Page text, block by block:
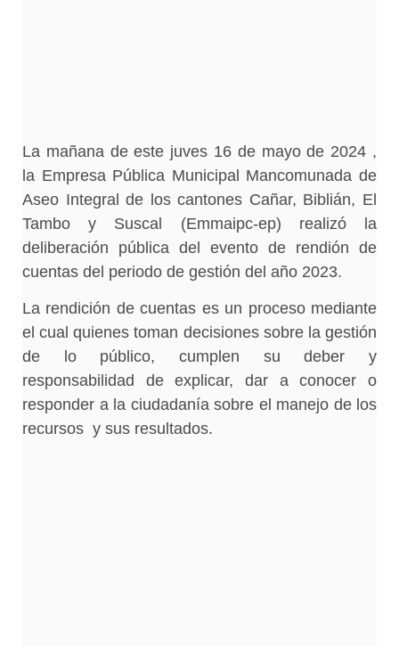
La mañana de este juves 16 de mayo de 2024 ,
la Empresa Pública Municipal Mancomunada de
Aseo Integral de los cantones Cañar, Biblián, El
Tambo y Suscal (Emmaipc-ep) realizó la
deliberación pública del evento de rendión de
cuentas del periodo de gestión del año 2023.
La rendición de cuentas es un proceso mediante
el cual quienes toman decisiones sobre la gestión
de lo público, cumplen su deber y
responsabilidad de explicar, dar a conocer o
responder a la ciudadanía sobre el manejo de los
recursos y sus resultados.